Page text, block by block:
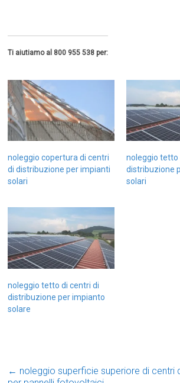
Ti aiutiamo al 800 955 538 per:
noleggio copertura di centri
di distribuzione per impianti
solari
noleggio tetto
distribuzione
solari
noleggio tetto di centri di
distribuzione per impianto
solare
← noleggio superficie superiore di centri